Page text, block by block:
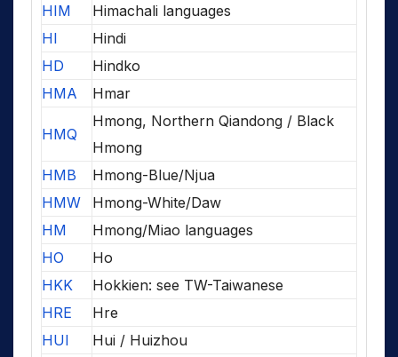
HIM
Himachali languages
HI
Hindi
HD
Hindko
HMA
Hmar
HMQ
Hmong, Northern Qiandong / Black
Hmong
HMB
Hmong-Blue/Njua
HMW
Hmong-White/Daw
HM
Hmong/Miao languages
HO
Ho
HKK
Hokkien: see TW-Taiwanese
HRE
Hre
HUI
Hui / Huizhou